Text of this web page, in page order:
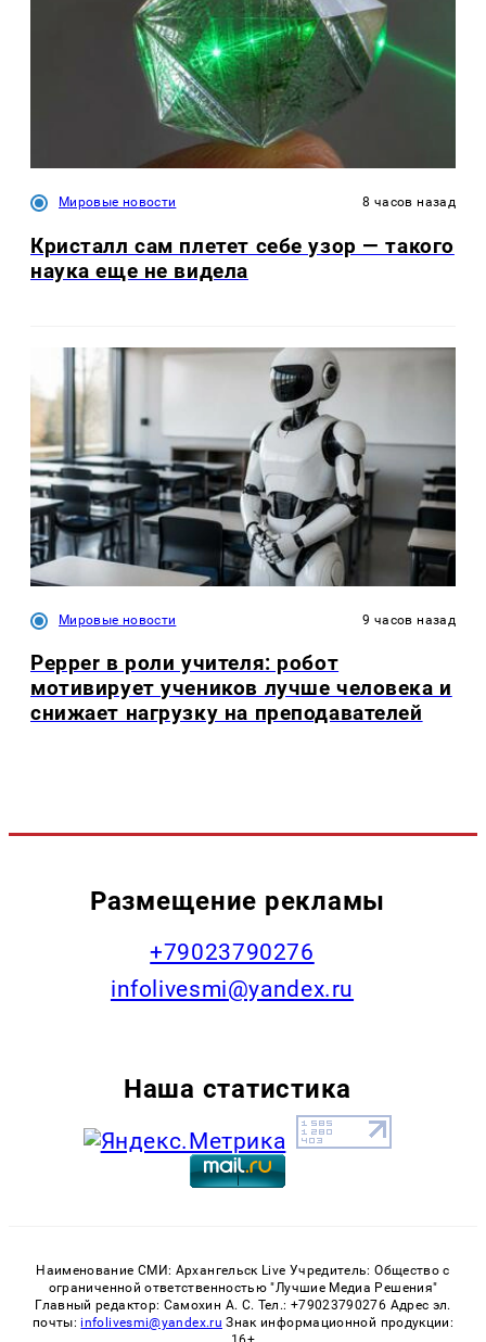
Мировые новости 8 часов назад
Кристалл сам плетет себе узор — такого
наука еще не видела
Мировые новости 9 часов назад
Pepper в роли учителя: робот
мотивирует учеников лучше человека и
снижает нагрузку на преподавателей
Размещение рекламы
+79023790276
infolivesmi@yandex.ru
Наша статистика
Наименование СМИ: Архангельск Live Учредитель: Общество с
ограниченной ответственностью "Лучшие Медиа Решения"
Главный редактор: Самохин А. С. Тел.: +79023790276 Адрес эл.
почты: infolivesmi@yandex.ru Знак информационной продукции: